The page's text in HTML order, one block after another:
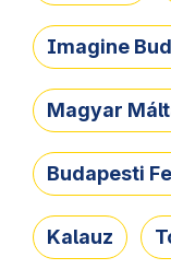
Imagine
Magyar
Budapesti
Kalauz